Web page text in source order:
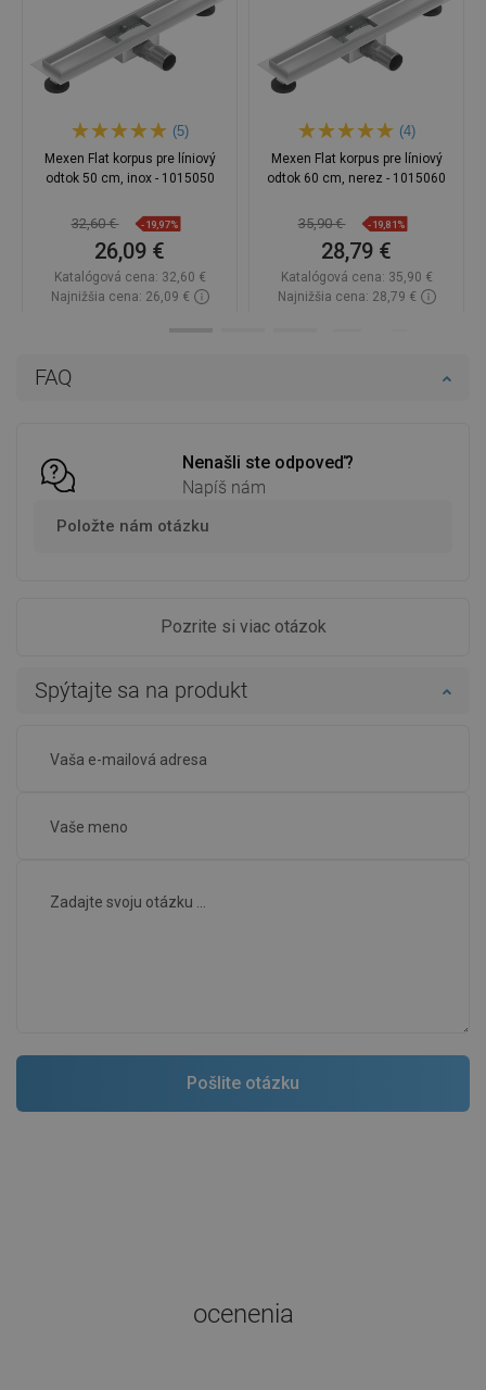
FAQ
Nenašli ste odpoveď?
Napíš nám
Položte nám otázku
Pozrite si viac otázok
Spýtajte sa na produkt
(5)
Mexen Flat korpus pre líniový
odtok 50 cm, inox - 1015050
32,60 € -19,97%
26,09 €
Katalógová cena: 32,60 €
Najnižšia cena: 26,09 €
(4)
Mexen Flat korpus pre líniový
odtok 60 cm, nerez - 1015060
35,90 € -19,81%
28,79 €
Katalógová cena: 35,90 €
Najnižšia cena: 28,79 €
ocenenia